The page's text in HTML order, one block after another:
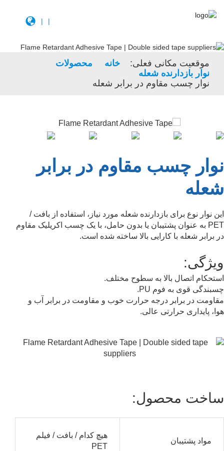
|
|
موقعیت مکانی فعلی: خانه
محصولات
نوار بازدارنده شعله
نوار چسب مقاوم در برابر شعله
نوار چسب مقاوم در برابر
شعله
این نوار نوع برای بازدارنده شعله مورد نیاز، استفاده از بافت /
PET به عنوان پشتیبان یا بدون حامل، با یک چسب اکریلیک مقاوم
در برابر شعله با کارایی بالا ساخته شده است.
ویژگی:
استحکام اتصال بالا به سطوح مختلف.
چسبندگی قوی به فوم PU.
مقاومت در برابر درجه حرارت خوب و مقاومت در برابر آب و
هوا، پایداری حرارتی عالی.
ساخت محصول:
مواد پشتیبان
هیچ کدام / بافت / فیلم
PET